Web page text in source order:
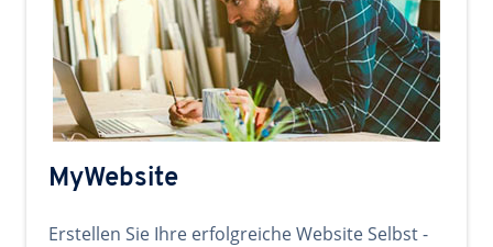
MyWebsite
Erstellen Sie Ihre erfolgreiche Website Selbst -